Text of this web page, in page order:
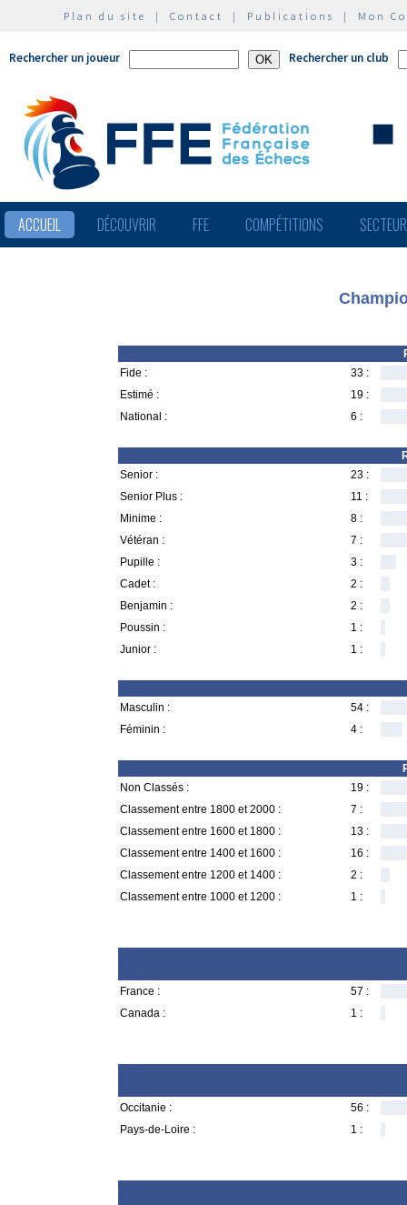
Plan du site | Contact | Publications | Mon
Rechercher un joueur Rechercher un club
ACCUEIL DÉCOUVRIR FFE COMPÉTITIONS
Fide :
33 :
Estimé :
19 :
National :
6 :
Senior :
23 :
Senior Plus :
11 :
Minime :
8 :
Vétéran :
7 :
Pupille :
3 :
Cadet :
2 :
Benjamin :
2 :
Poussin :
1 :
Junior :
1 :
Masculin :
54 :
Féminin :
4 :
Non Classés :
19 :
Classement entre 1800 et 2000 :
7 :
Classement entre 1600 et 1800 :
13 :
Classement entre 1400 et 1600 :
16 :
Classement entre 1200 et 1400 :
2 :
Classement entre 1000 et 1200 :
1 :
France :
57 :
Canada :
1 :
Occitanie :
56 :
Pays-de-Loire :
1 :